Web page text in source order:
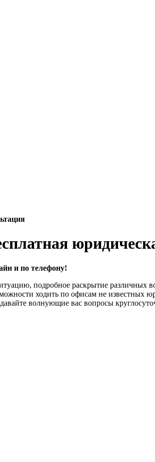
и по телефону!
подробное раскрытие
ходить по офисам не
волнующие вас вопросы